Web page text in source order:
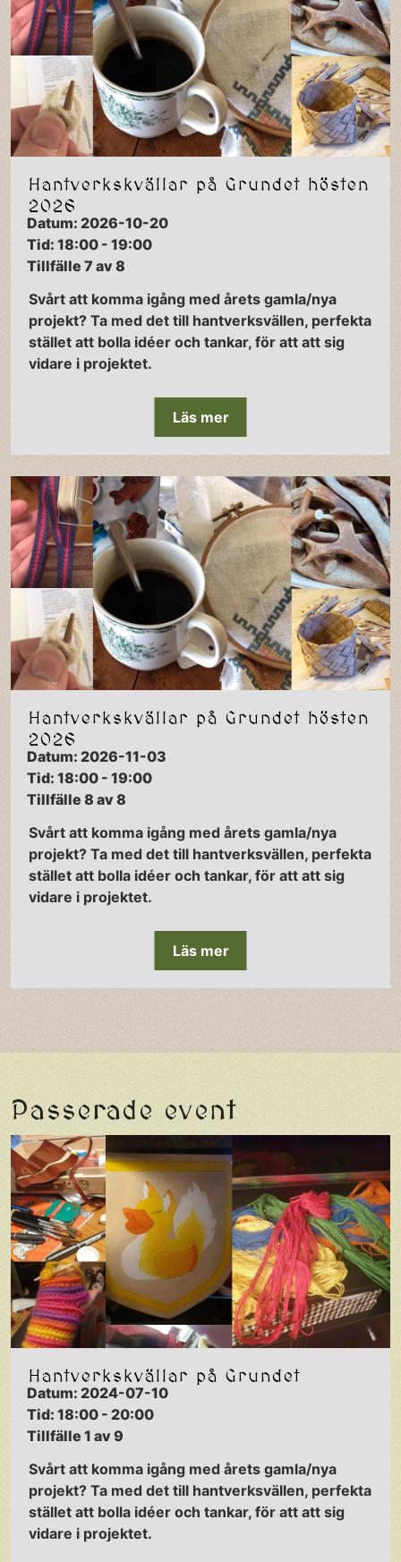
Hantverkskvällar på Grundet hösten
2026
Datum: 2026-10-20
Tid: 18:00 - 19:00
Tillfälle 7 av 8
Svårt att komma igång med årets gamla/nya
projekt? Ta med det till hantverksvällen, perfekta
stället att bolla idéer och tankar, för att att sig
vidare i projektet.
Läs mer
Hantverkskvällar på Grundet hösten
2026
Datum: 2026-11-03
Tid: 18:00 - 19:00
Tillfälle 8 av 8
Svårt att komma igång med årets gamla/nya
projekt? Ta med det till hantverksvällen, perfekta
stället att bolla idéer och tankar, för att att sig
vidare i projektet.
Läs mer
Passerade event
Hantverkskvällar på Grundet
Datum: 2024-07-10
Tid: 18:00 - 20:00
Tillfälle 1 av 9
Svårt att komma igång med årets gamla/nya
projekt? Ta med det till hantverksvällen, perfekta
stället att bolla idéer och tankar, för att att sig
vidare i projektet.